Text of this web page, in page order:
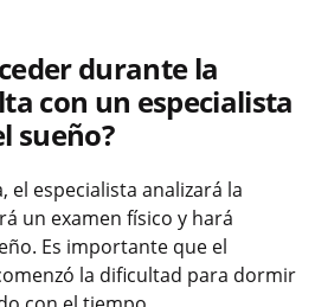
durante la
con un especialista
sueño?
el especialista analizará la
un examen físico y hará
Es importante que el
la dificultad para dormir